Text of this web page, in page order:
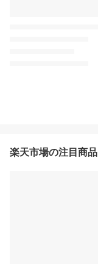
楽天市場の注目商品